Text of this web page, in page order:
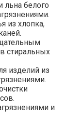
льна белого
из хлопка,
стиральных
изделий из
и